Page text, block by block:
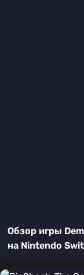
Обзор игры
на Nintendo